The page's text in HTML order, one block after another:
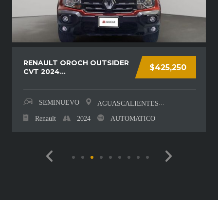
$425,250
RENAULT OROCH OUTSIDER
CVT 2024...
SEMINUEVO AGUASCALIENTES
Renault 2024 AUTOMATICO